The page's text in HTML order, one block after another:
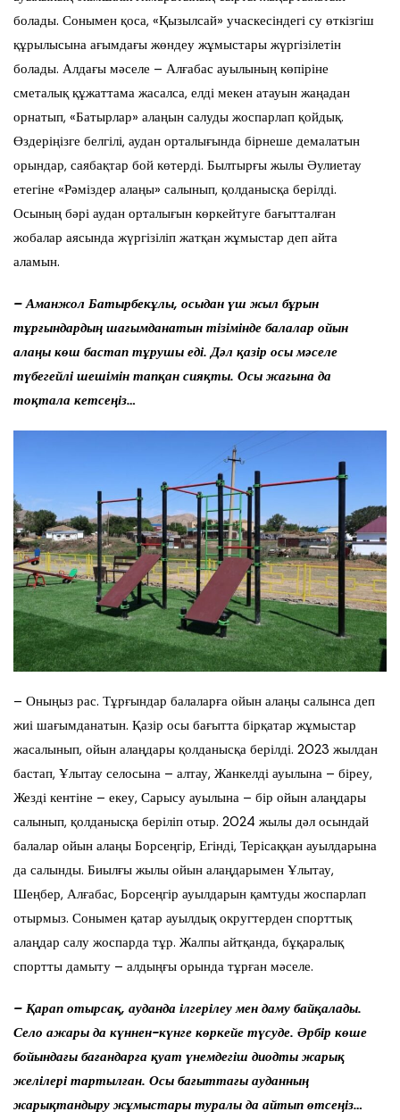
болады. Сонымен қоса, «Қызылсай» учаскесіндегі су өткізгіш
құрылысына ағымдағы жөндеу жұмыстары жүргізілетін
болады. Алдағы мәселе – Алғабас ауылының көпіріне
сметалық құжаттама жасалса, елді мекен атауын жаңадан
орнатып, «Батырлар» алаңын салуды жоспарлап қойдық.
Өздеріңізге белгілі, аудан орталығында бірнеше демалатын
орындар, саябақтар бой көтерді. Былтырғы жылы Әулиетау
етегіне «Рәміздер алаңы» салынып, қолданысқа берілді.
Осының бәрі аудан орталығын көркейтуге бағытталған
жобалар аясында жүргізіліп жатқан жұмыстар деп айта
аламын.
– Аманжол Батырбекұлы, осыдан үш жыл бұрын
тұрғындардың шағымданатын тізімінде балалар ойын
алаңы көш бастап тұрушы еді. Дәл қазір осы мәселе
түбегейлі шешімін тапқан сияқты. Осы жағына да
тоқтала кетсеңіз…
– Оныңыз рас. Тұрғындар балаларға ойын алаңы салынса деп
жиі шағымданатын. Қазір осы бағытта бірқатар жұмыстар
жасалынып, ойын алаңдары қолданысқа берілді. 2023 жылдан
бастап, Ұлытау селосына – алтау, Жанкелді ауылына – біреу,
Жезді кентіне – екеу, Сарысу ауылына – бір ойын алаңдары
салынып, қолданысқа беріліп отыр. 2024 жылы дәл осындай
балалар ойын алаңы Борсеңгір, Егінді, Терісаққан ауылдарына
да салынды. Биылғы жылы ойын алаңдарымен Ұлытау,
Шеңбер, Алғабас, Борсеңгір ауылдарын қамтуды жоспарлап
отырмыз. Сонымен қатар ауылдық округтерден спорттық
алаңдар салу жоспарда тұр. Жалпы айтқанда, бұқаралық
спортты дамыту – алдыңғы орында тұрған мәселе.
– Қарап отырсақ, ауданда ілгерілеу мен даму байқалады.
Село ажары да күннен-күнге көркейе түсуде. Әрбір көше
бойындағы бағандарға қуат үнемдегіш диодты жарық
желілері тартылған. Осы бағыттағы ауданның
жарықтандыру жұмыстары туралы да айтып өтсеңіз…